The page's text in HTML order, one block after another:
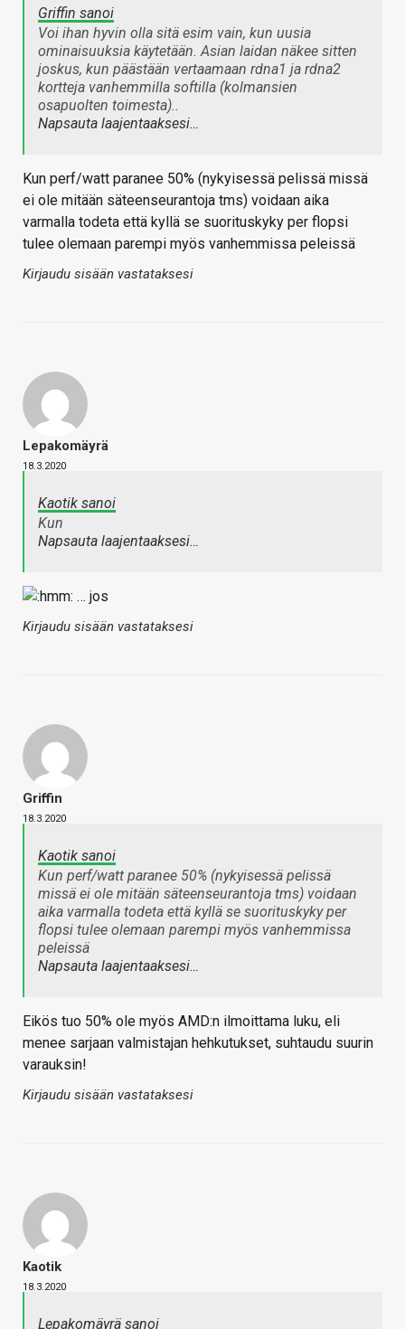
Griffin sanoi
Voi ihan hyvin olla sitä esim vain, kun uusia
ominaisuuksia käytetään. Asian laidan näkee sitten
joskus, kun päästään vertaamaan rdna1 ja rdna2
kortteja vanhemmilla softilla (kolmansien
osapuolten toimesta)..
Napsauta laajentaaksesi…
Kun perf/watt paranee 50% (nykyisessä pelissä missä
ei ole mitään säteenseurantoja tms) voidaan aika
varmalla todeta että kyllä se suorituskyky per flopsi
tulee olemaan parempi myös vanhemmissa peleissä
Kirjaudu sisään vastataksesi
Lepakomäyrä
18.3.2020
Kaotik sanoi
Kun
Napsauta laajentaaksesi…
… jos
Kirjaudu sisään vastataksesi
Griffin
18.3.2020
Kaotik sanoi
Kun perf/watt paranee 50% (nykyisessä pelissä
missä ei ole mitään säteenseurantoja tms) voidaan
aika varmalla todeta että kyllä se suorituskyky per
flopsi tulee olemaan parempi myös vanhemmissa
peleissä
Napsauta laajentaaksesi…
Eikös tuo 50% ole myös AMD:n ilmoittama luku, eli
menee sarjaan valmistajan hehkutukset, suhtaudu suurin
varauksin!
Kirjaudu sisään vastataksesi
Kaotik
18.3.2020
Lepakomäyrä sanoi